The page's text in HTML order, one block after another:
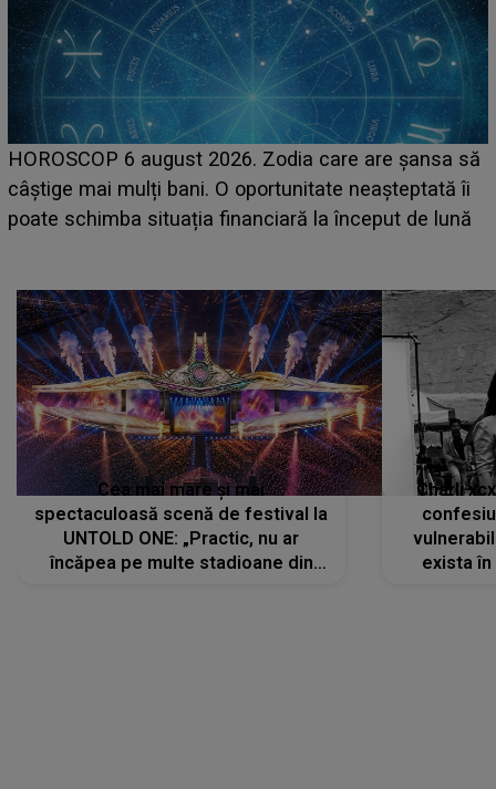
LINE-UP UNTOLD ONE, prima zi. Cine sunt artiștii
care deschid festivalul și de la ce ore au loc cele mai
așteptate concerte pe scena principală?
Cea mai mare și mai
spectaculoasă scenă de festival la
UNTOLD ONE: „Practic, nu ar
încăpea pe multe stadioane din
Charli
exista